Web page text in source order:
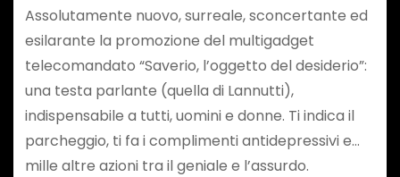
Assolutamente nuovo, surreale, sconcertante ed
esilarante la promozione del multigadget
telecomandato “Saverio, l’oggetto del desiderio”:
una testa parlante (quella di Lannutti),
indispensabile a tutti, uomini e donne. Ti indica il
parcheggio, ti fa i complimenti antidepressivi e…
mille altre azioni tra il geniale e l’assurdo.